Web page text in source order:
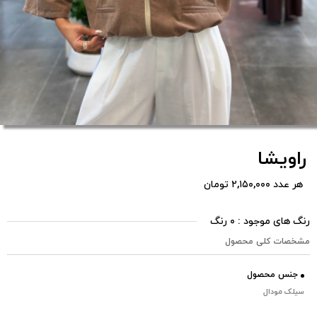
راویشا
هر عدد ۲,۱۵۰,۰۰۰ تومان
رنگ های موجود : ۰ رنگ
مشخصات کلی محصول
جنس محصول
سیلک مودال